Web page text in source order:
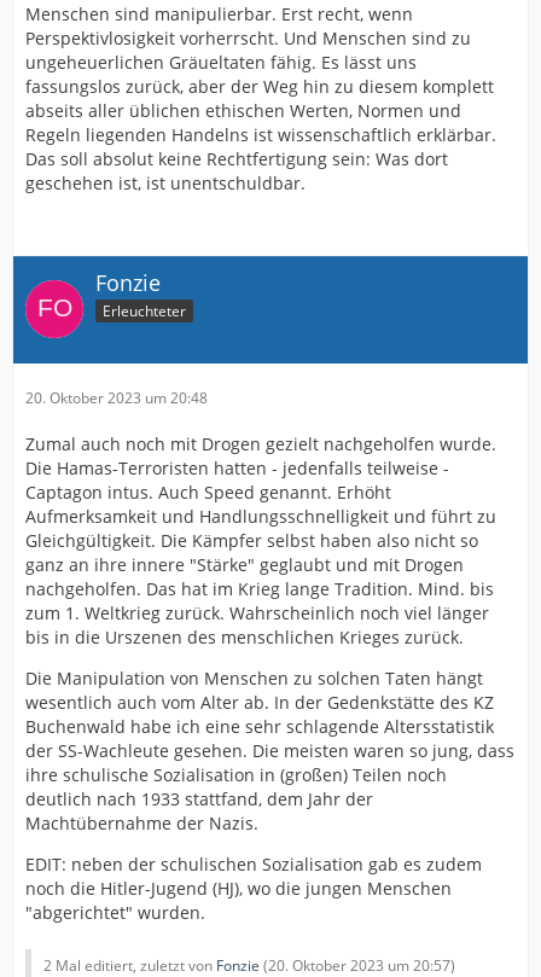
Menschen sind manipulierbar. Erst recht, wenn
Perspektivlosigkeit vorherrscht. Und Menschen sind zu
ungeheuerlichen Gräueltaten fähig. Es lässt uns
fassungslos zurück, aber der Weg hin zu diesem komplett
abseits aller üblichen ethischen Werten, Normen und
Regeln liegenden Handelns ist wissenschaftlich erklärbar.
Das soll absolut keine Rechtfertigung sein: Was dort
geschehen ist, ist unentschuldbar.
Fonzie
Erleuchteter
20. Oktober 2023 um 20:48
Zumal auch noch mit Drogen gezielt nachgeholfen wurde.
Die Hamas-Terroristen hatten - jedenfalls teilweise -
Captagon intus. Auch Speed genannt. Erhöht
Aufmerksamkeit und Handlungsschnelligkeit und führt zu
Gleichgültigkeit. Die Kämpfer selbst haben also nicht so
ganz an ihre innere "Stärke" geglaubt und mit Drogen
nachgeholfen. Das hat im Krieg lange Tradition. Mind. bis
zum 1. Weltkrieg zurück. Wahrscheinlich noch viel länger
bis in die Urszenen des menschlichen Krieges zurück.
Die Manipulation von Menschen zu solchen Taten hängt
wesentlich auch vom Alter ab. In der Gedenkstätte des KZ
Buchenwald habe ich eine sehr schlagende Altersstatistik
der SS-Wachleute gesehen. Die meisten waren so jung, dass
ihre schulische Sozialisation in (großen) Teilen noch
deutlich nach 1933 stattfand, dem Jahr der
Machtübernahme der Nazis.
EDIT: neben der schulischen Sozialisation gab es zudem
noch die Hitler-Jugend (HJ), wo die jungen Menschen
"abgerichtet" wurden.
2 Mal editiert, zuletzt von Fonzie (20. Oktober 2023 um 20:57)